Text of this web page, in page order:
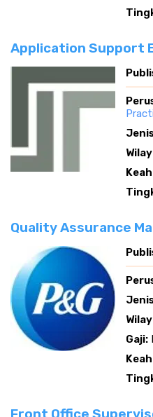
Application Support
Quality Assurance
Gaji: